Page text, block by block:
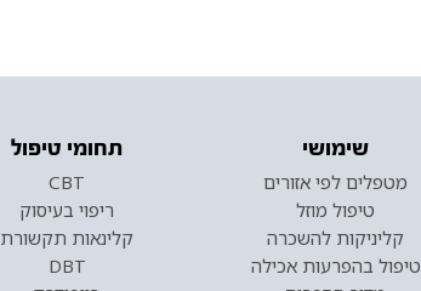
שימושי
מטפלים לפי אזורים
טיפול מוזל
קליניקות להשכרה
טיפול בהפרעות אכילה
תחומי טיפול
CBT
ריפוי בעיסוק
קלינאות תקשורת
DBT